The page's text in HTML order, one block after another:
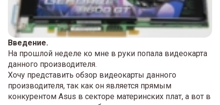
Введение.
На прошлой неделе ко мне в руки попала видеокарта
данного производителя.
Хочу представить обзор видеокарты данного
производителя, так как он является прямым
конкурентом Asus в секторе материнских плат, а вот в